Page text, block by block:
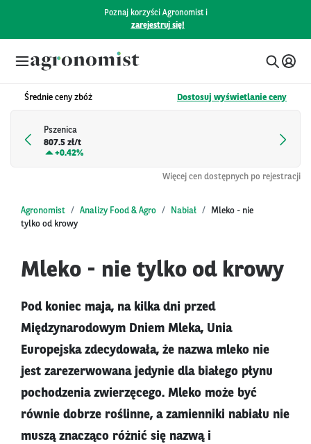
Poznaj korzyści Agronomist i
zarejestruj się!
Średnie ceny zbóż Dostosuj wyświetlanie ceny
Pszenica
807.5 zł/t
+0.42%
Więcej cen dostępnych po rejestracji
Agronomist Analizy Food & Agro Nabiał
Mleko - nie
tylko od krowy
Mleko - nie tylko od krowy
Pod koniec maja, na kilka dni przed
Międzynarodowym Dniem Mleka, Unia
Europejska zdecydowała, że nazwa mleko nie
jest zarezerwowana jedynie dla białego płynu
pochodzenia zwierzęcego. Mleko może być
równie dobrze roślinne, a zamienniki nabiału nie
muszą znacząco różnić się nazwą i